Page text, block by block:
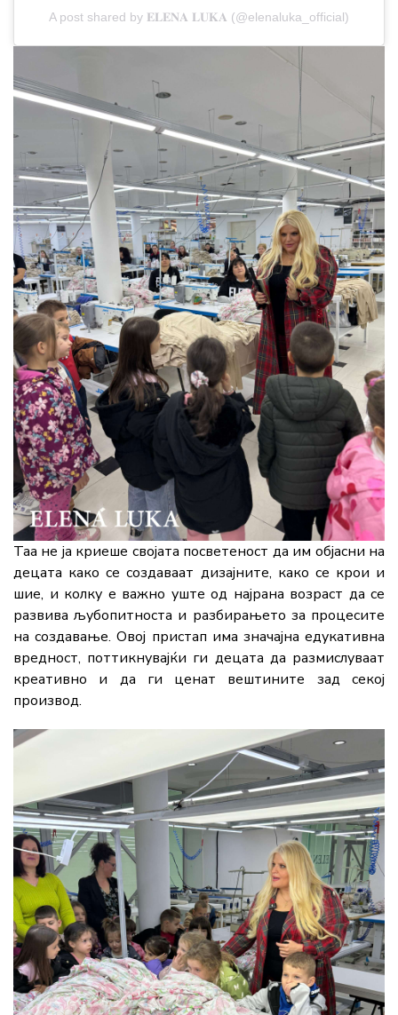
A post shared by 𝐄𝐋𝐄𝐍𝐀 𝐋𝐔𝐊𝐀 (@elenaluka_official)
Таа не ја криеше својата посветеност да им објасни на
децата какосесоздаваат дизајните, како се крои и
шие, и колку е важно уште од најрана возраст да се
развиваљубопитноста и разбирањето за процесите
насоздавање.Овој пристап има значајнаедукативна
вредност, поттикнувајќи ги децата да размислуваат
креативно и да ги ценат вештините задсекој
производ.